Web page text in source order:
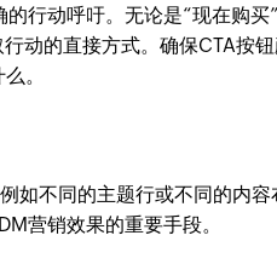
行动呼吁。无论是“现在购
动的直接方式。确保CTA按
。
如不同的主题行或不同的内
营销效果的重要手段。